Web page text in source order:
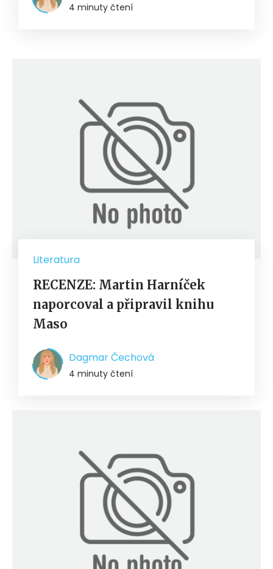
4 minuty čtení
Literatura
RECENZE: Martin Harníček
naporcoval a připravil knihu
Maso
Dagmar Čechová
4 minuty čtení